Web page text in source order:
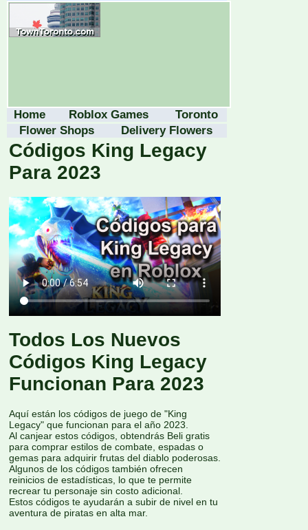
Home Roblox Games
Toronto
Flower Shops
Delivery Flowers
Códigos King Legacy
Para 2023
Todos Los Nuevos
Códigos King Legacy
Funcionan Para 2023
Aquí están los códigos de juego de "King
Legacy" que funcionan para el año 2023.
Al canjear estos códigos, obtendrás Beli gratis
para comprar estilos de combate, espadas o
gemas para adquirir frutas del diablo poderosas.
Algunos de los códigos también ofrecen
reinicios de estadísticas, lo que te permite
recrear tu personaje sin costo adicional.
Estos códigos te ayudarán a subir de nivel en tu
aventura de piratas en alta mar.